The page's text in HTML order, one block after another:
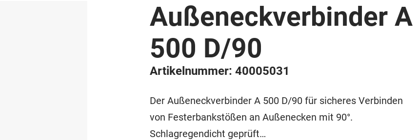
Außeneckverbinder A
500 D/90
Artikelnummer: 40005031
Der Außeneckverbinder A 500 D/90 für sicheres Verbinden
von Festerbankstößen an Außenecken mit 90°.
Schlagregendicht geprüft…